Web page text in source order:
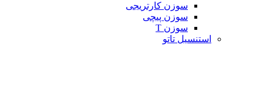
سوزن کارتریجی
سوزن پیچی
سوزن T
استنسیل تاتو